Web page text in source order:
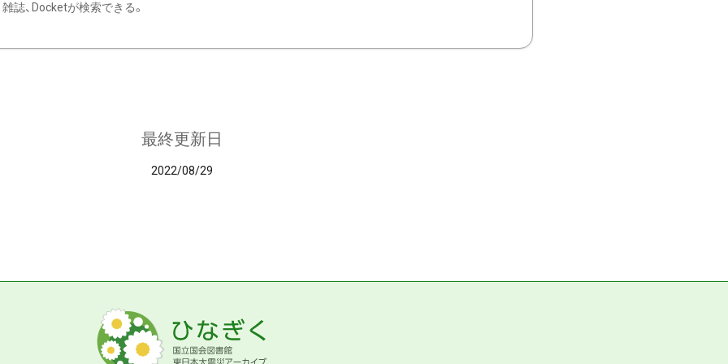
雑誌、Docketが検索できる。
最終更新日
2022/08/29